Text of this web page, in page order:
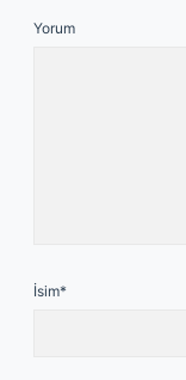
Yorum
İsim*